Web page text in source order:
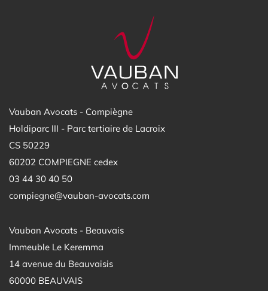
Vauban Avocats - Compiègne
Holdiparc III - Parc tertiaire de Lacroix
CS 50229
60202 COMPIEGNE cedex
03 44 30 40 50
compiegne@vauban-avocats.com
Vauban Avocats - Beauvais
Immeuble Le Keremma
14 avenue du Beauvaisis
60000 BEAUVAIS